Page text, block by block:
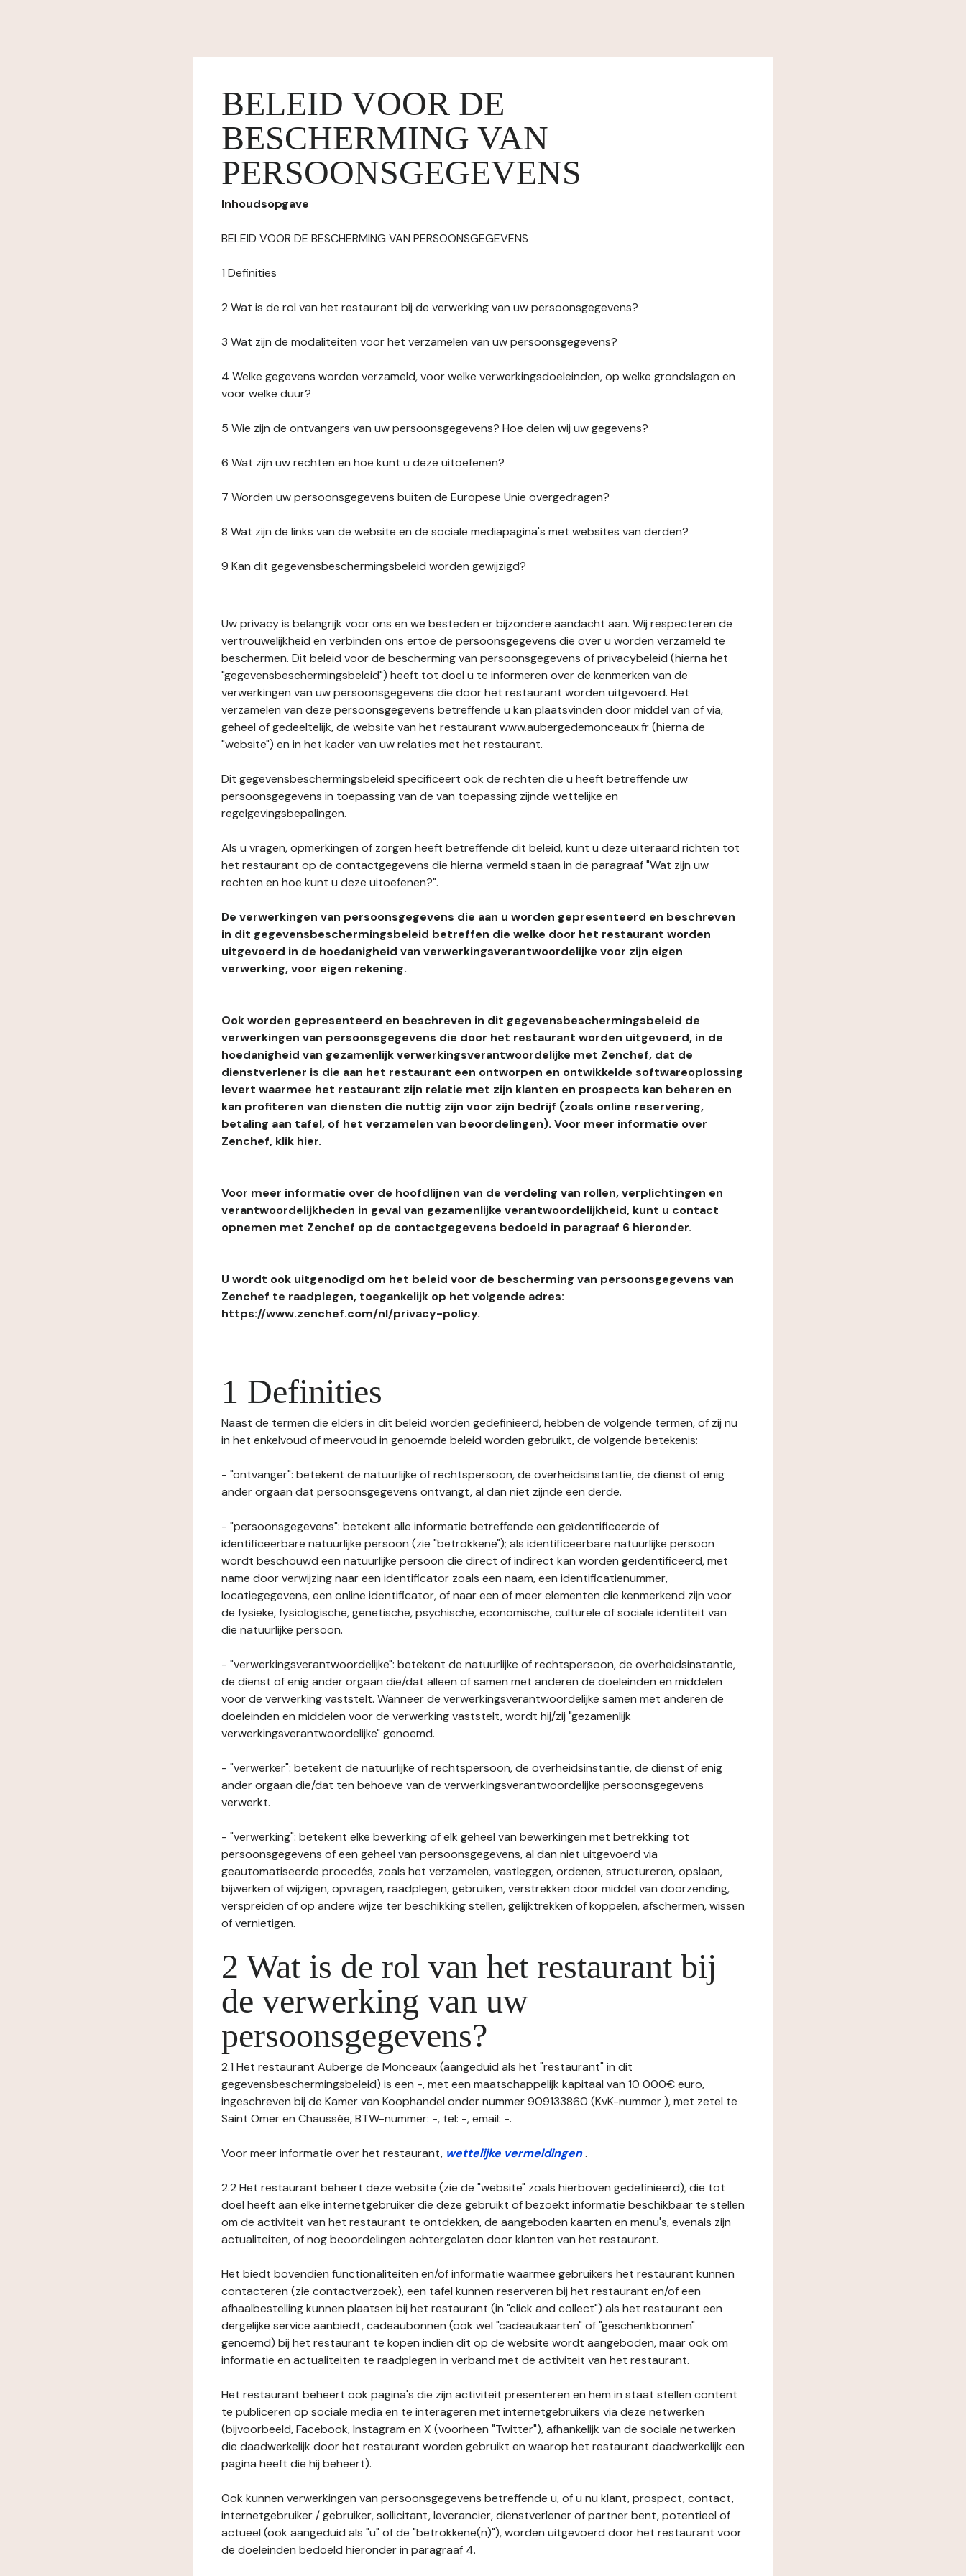
BELEID VOOR DE
BESCHERMING VAN
PERSOONSGEGEVENS
Inhoudsopgave
BELEID VOOR DE BESCHERMING VAN PERSOONSGEGEVENS
1 Definities
2 Wat is de rol van het restaurant bij de verwerking van uw persoonsgegevens?
3 Wat zijn de modaliteiten voor het verzamelen van uw persoonsgegevens?
4 Welke gegevens worden verzameld, voor welke verwerkingsdoeleinden, op welke grondslagen en
voor welke duur?
5 Wie zijn de ontvangers van uw persoonsgegevens? Hoe delen wij uw gegevens?
6 Wat zijn uw rechten en hoe kunt u deze uitoefenen?
7 Worden uw persoonsgegevens buiten de Europese Unie overgedragen?
8 Wat zijn de links van de website en de sociale mediapagina's met websites van derden?
9 Kan dit gegevensbeschermingsbeleid worden gewijzigd?
Uw privacy is belangrijk voor ons en we besteden er bijzondere aandacht aan. Wij respecteren de
vertrouwelijkheid en verbinden ons ertoe de persoonsgegevens die over u worden verzameld te
beschermen. Dit beleid voor de bescherming van persoonsgegevens of privacybeleid (hierna het
"gegevensbeschermingsbeleid") heeft tot doel u te informeren over de kenmerken van de
verwerkingen van uw persoonsgegevens die door het restaurant worden uitgevoerd. Het
verzamelen van deze persoonsgegevens betreffende u kan plaatsvinden door middel van of via,
geheel of gedeeltelijk, de website van het restaurant www.aubergedemonceaux.fr (hierna de
"website") en in het kader van uw relaties met het restaurant.
Dit gegevensbeschermingsbeleid specificeert ook de rechten die u heeft betreffende uw
persoonsgegevens in toepassing van de van toepassing zijnde wettelijke en
regelgevingsbepalingen.
Als u vragen, opmerkingen of zorgen heeft betreffende dit beleid, kunt u deze uiteraard richten tot
het restaurant op de contactgegevens die hierna vermeld staan in de paragraaf "Wat zijn uw
rechten en hoe kunt u deze uitoefenen?".
De verwerkingen van persoonsgegevens die aan u worden gepresenteerd en beschreven
in dit gegevensbeschermingsbeleid betreffen die welke door het restaurant worden
uitgevoerd in de hoedanigheid van verwerkingsverantwoordelijke voor zijn eigen
verwerking, voor eigen rekening.
Ook worden gepresenteerd en beschreven in dit gegevensbeschermingsbeleid de
verwerkingen van persoonsgegevens die door het restaurant worden uitgevoerd, in de
hoedanigheid van gezamenlijk verwerkingsverantwoordelijke met Zenchef, dat de
dienstverlener is die aan het restaurant een ontworpen en ontwikkelde softwareoplossing
levert waarmee het restaurant zijn relatie met zijn klanten en prospects kan beheren en
kan profiteren van diensten die nuttig zijn voor zijn bedrijf (zoals online reservering,
betaling aan tafel, of het verzamelen van beoordelingen). Voor meer informatie over
Zenchef, klik hier.
Voor meer informatie over de hoofdlijnen van de verdeling van rollen, verplichtingen en
verantwoordelijkheden in geval van gezamenlijke verantwoordelijkheid, kunt u contact
opnemen met Zenchef op de contactgegevens bedoeld in paragraaf 6 hieronder.
U wordt ook uitgenodigd om het beleid voor de bescherming van persoonsgegevens van
Zenchef te raadplegen, toegankelijk op het volgende adres:
https://www.zenchef.com/nl/privacy-policy.
1 Definities
Naast de termen die elders in dit beleid worden gedefinieerd, hebben de volgende termen, of zij nu
in het enkelvoud of meervoud in genoemde beleid worden gebruikt, de volgende betekenis:
- "ontvanger": betekent de natuurlijke of rechtspersoon, de overheidsinstantie, de dienst of enig
ander orgaan dat persoonsgegevens ontvangt, al dan niet zijnde een derde.
- "persoonsgegevens": betekent alle informatie betreffende een geïdentificeerde of
identificeerbare natuurlijke persoon (zie "betrokkene"); als identificeerbare natuurlijke persoon
wordt beschouwd een natuurlijke persoon die direct of indirect kan worden geïdentificeerd, met
name door verwijzing naar een identificator zoals een naam, een identificatienummer,
locatiegegevens, een online identificator, of naar een of meer elementen die kenmerkend zijn voor
de fysieke, fysiologische, genetische, psychische, economische, culturele of sociale identiteit van
die natuurlijke persoon.
- "verwerkingsverantwoordelijke": betekent de natuurlijke of rechtspersoon, de overheidsinstantie,
de dienst of enig ander orgaan die/dat alleen of samen met anderen de doeleinden en middelen
voor de verwerking vaststelt. Wanneer de verwerkingsverantwoordelijke samen met anderen de
doeleinden en middelen voor de verwerking vaststelt, wordt hij/zij "gezamenlijk
verwerkingsverantwoordelijke" genoemd.
- "verwerker": betekent de natuurlijke of rechtspersoon, de overheidsinstantie, de dienst of enig
ander orgaan die/dat ten behoeve van de verwerkingsverantwoordelijke persoonsgegevens
verwerkt.
- "verwerking": betekent elke bewerking of elk geheel van bewerkingen met betrekking tot
persoonsgegevens of een geheel van persoonsgegevens, al dan niet uitgevoerd via
geautomatiseerde procedés, zoals het verzamelen, vastleggen, ordenen, structureren, opslaan,
bijwerken of wijzigen, opvragen, raadplegen, gebruiken, verstrekken door middel van doorzending,
verspreiden of op andere wijze ter beschikking stellen, gelijktrekken of koppelen, afschermen, wissen
of vernietigen.
2 Wat is de rol van het restaurant bij
de verwerking van uw
persoonsgegevens?
2.1 Het restaurant Auberge de Monceaux (aangeduid als het "restaurant" in dit
gegevensbeschermingsbeleid) is een -, met een maatschappelijk kapitaal van 10 000€ euro,
ingeschreven bij de Kamer van Koophandel onder nummer 909133860 (KvK-nummer ), met zetel te
Saint Omer en Chaussée, BTW-nummer: -, tel: -, email: -.
Voor meer informatie over het restaurant, wettelijke vermeldingen.
2.2 Het restaurant beheert deze website (zie de "website" zoals hierboven gedefinieerd), die tot
doel heeft aan elke internetgebruiker die deze gebruikt of bezoekt informatie beschikbaar te stellen
om de activiteit van het restaurant te ontdekken, de aangeboden kaarten en menu's, evenals zijn
actualiteiten, of nog beoordelingen achtergelaten door klanten van het restaurant.
Het biedt bovendien functionaliteiten en/of informatie waarmee gebruikers het restaurant kunnen
contacteren (zie contactverzoek), een tafel kunnen reserveren bij het restaurant en/of een
afhaalbestelling kunnen plaatsen bij het restaurant (in "click and collect") als het restaurant een
dergelijke service aanbiedt, cadeaubonnen (ook wel "cadeaukaarten" of "geschenkbonnen"
genoemd) bij het restaurant te kopen indien dit op de website wordt aangeboden, maar ook om
informatie en actualiteiten te raadplegen in verband met de activiteit van het restaurant.
Het restaurant beheert ook pagina's die zijn activiteit presenteren en hem in staat stellen content
te publiceren op sociale media en te interageren met internetgebruikers via deze netwerken
(bijvoorbeeld, Facebook, Instagram en X (voorheen "Twitter"), afhankelijk van de sociale netwerken
die daadwerkelijk door het restaurant worden gebruikt en waarop het restaurant daadwerkelijk een
pagina heeft die hij beheert).
Ook kunnen verwerkingen van persoonsgegevens betreffende u, of u nu klant, prospect, contact,
internetgebruiker / gebruiker, sollicitant, leverancier, dienstverlener of partner bent, potentieel of
actueel (ook aangeduid als "u" of de "betrokkene(n)"), worden uitgevoerd door het restaurant voor
de doeleinden bedoeld hieronder in paragraaf 4.